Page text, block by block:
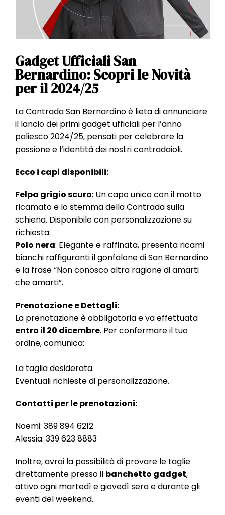
Gadget Ufficiali San
Bernardino: Scopri le Novità
per il 2024/25
La Contrada San Bernardino è lieta di annunciare
il lancio dei primi gadget ufficiali per l’anno
paliesco 2024/25, pensati per celebrare la
passione e l’identità dei nostri contradaioli.
Ecco i capi disponibili:
Felpa grigio scuro: Un capo unico con il motto
ricamato e lo stemma della Contrada sulla
schiena. Disponibile con personalizzazione su
richiesta.
Polo nera: Elegante e raffinata, presenta ricami
bianchi raffiguranti il gonfalone di San Bernardino
e la frase “Non conosco altra ragione di amarti
che amarti”.
Prenotazione e Dettagli:
La prenotazione è obbligatoria e va effettuata
entro il 20 dicembre. Per confermare il tuo
ordine, comunica:
La taglia desiderata.
Eventuali richieste di personalizzazione.
Contatti per le prenotazioni:
Noemi: 389 894 6212
Alessia: 339 623 8883
Inoltre, avrai la possibilità di provare le taglie
direttamente presso il banchetto gadget,
attivo ogni martedì e giovedì sera e durante gli
eventi del weekend.